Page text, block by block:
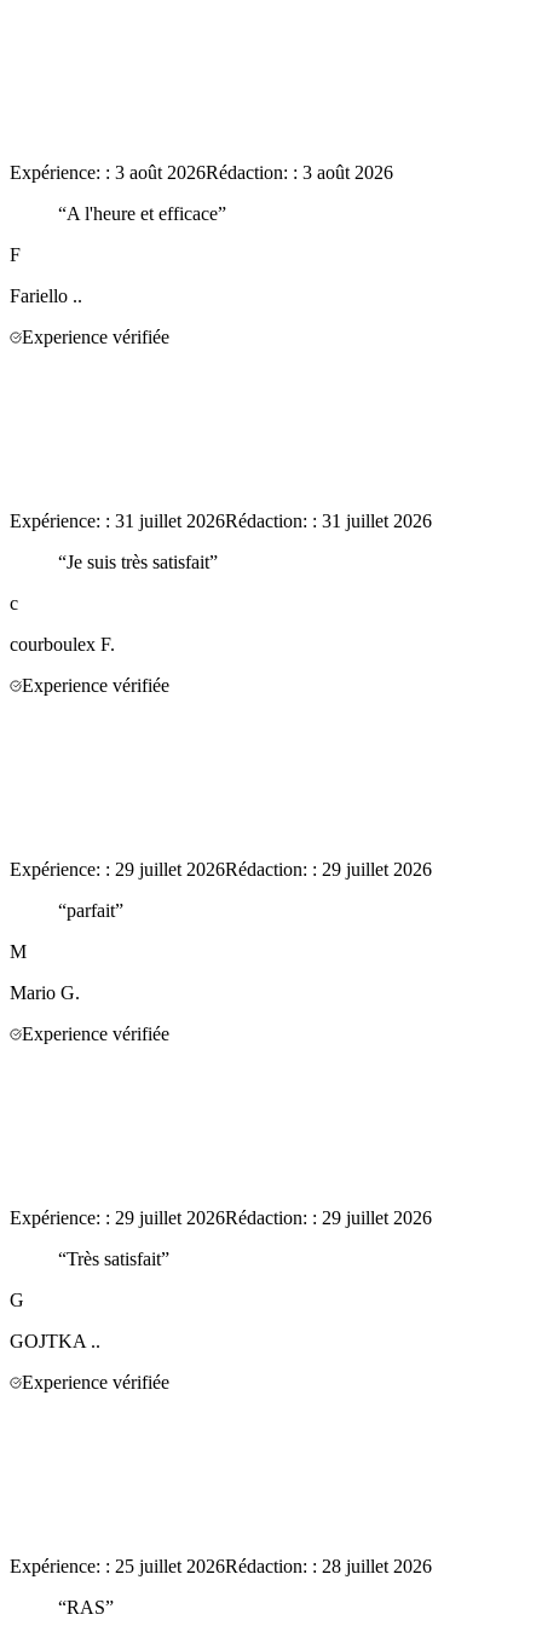
Expérience: : 3 août 2026Rédaction: : 3 août 2026
“A l'heure et efficace”
F
Fariello ..
Experience vérifiée
Expérience: : 31 juillet 2026Rédaction: : 31 juillet 2026
“Je suis très satisfait”
c
courboulex F.
Experience vérifiée
Expérience: : 29 juillet 2026Rédaction: : 29 juillet 2026
“parfait”
M
Mario G.
Experience vérifiée
Expérience: : 29 juillet 2026Rédaction: : 29 juillet 2026
“Très satisfait”
G
GOJTKA ..
Experience vérifiée
Expérience: : 25 juillet 2026Rédaction: : 28 juillet 2026
“RAS”